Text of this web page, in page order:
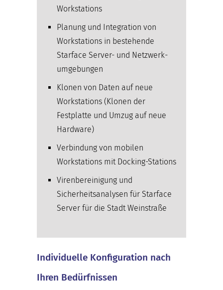
Workstations
Planung und Integration von
Workstations in bestehende
Starface Server- und Netzwerk­
umgebungen
Klonen von Daten auf neue
Workstations (Klonen der
Festplatte und Umzug auf neue
Hardware)
Verbindung von mobilen
Workstations mit Docking-Stations
Virenbereinigung und
Sicherheitsanalysen für Starface
Server für die Stadt Weinstraße
Individuelle Konfiguration nach
Ihren Bedürfnissen